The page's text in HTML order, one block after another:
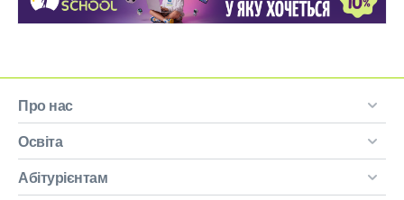
Про нас
Освіта
Абітурієнтам